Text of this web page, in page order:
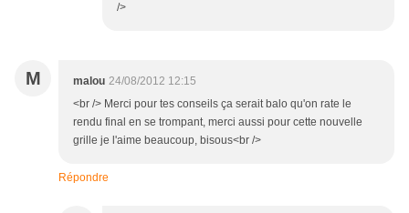
/>
M malou 24/08/2012 12:15
<br /> Merci pour tes conseils ça serait balo qu'on rate le
rendu final en se trompant, merci aussi pour cette nouvelle
grille je l'aime beaucoup, bisous<br />
Répondre